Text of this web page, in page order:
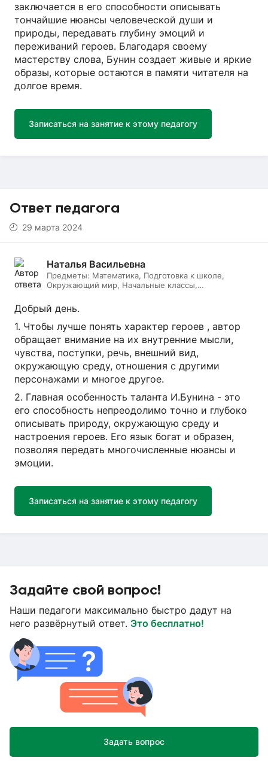
заключается в его способности описывать
тончайшие нюансы человеческой души и
природы, передавать глубину эмоций и
переживаний героев. Благодаря своему
мастерству слова, Бунин создает живые и яркие
образы, которые остаются в памяти читателя на
долгое время.
Записаться на занятие к этому педагогу
Ответ педагога
29 марта 2024
Наталья Васильевна
Предметы: Математика, Подготовка к школе,
Окружающий мир, Начальные классы,
Добрый день.
1. Чтобы лучше понять характер героев , автор
обращает внимание на их внутренние мысли,
чувства, поступки, речь, внешний вид,
окружающую среду, отношения с другими
персонажами и многое другое.
2. Главная особенность таланта И.Бунина - это
его способность непреодолимо точно и глубоко
описывать природу, окружающую среду и
настроения героев. Его язык богат и образен,
позволяя передать многочисленные нюансы и
эмоции.
Записаться на занятие к этому педагогу
Задайте свой вопрос!
Наши педагоги максимально быстро дадут на
него развёрнутый ответ. Это бесплатно!
Задать вопрос